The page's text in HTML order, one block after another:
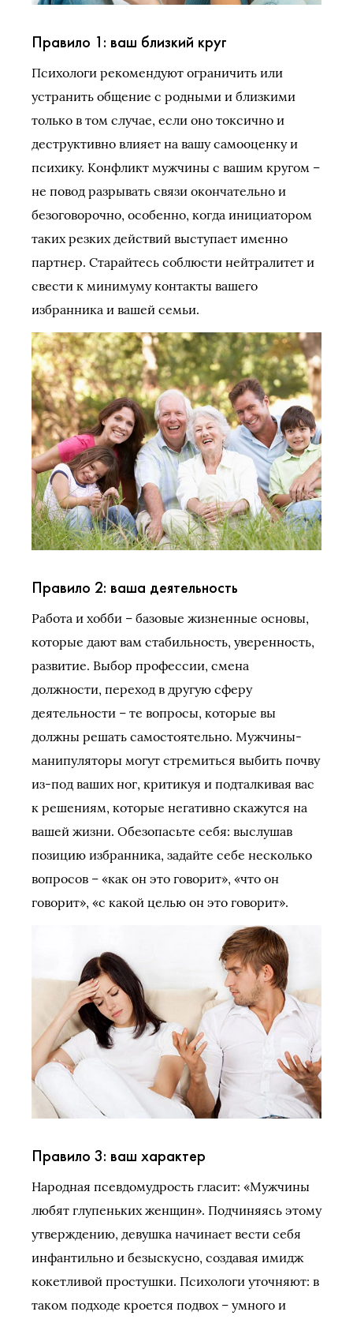
Правило 1: ваш близкий круг
Психологи рекомендуют ограничить или
устранить общение с родными и близкими
только в том случае, если оно токсично и
деструктивно влияет на вашу самооценку и
психику. Конфликт мужчины с вашим кругом –
не повод разрывать связи окончательно и
безоговорочно, особенно, когда инициатором
таких резких действий выступает именно
партнер. Старайтесь соблюсти нейтралитет и
свести к минимуму контакты вашего
избранника и вашей семьи.
Правило 2: ваша деятельность
Работа и хобби – базовые жизненные основы,
которые дают вам стабильность, уверенность,
развитие. Выбор профессии, смена
должности, переход в другую сферу
деятельности – те вопросы, которые вы
должны решать самостоятельно. Мужчины-
манипуляторы могут стремиться выбить почву
из-под ваших ног, критикуя и подталкивая вас
к решениям, которые негативно скажутся на
вашей жизни. Обезопасьте себя: выслушав
позицию избранника, задайте себе несколько
вопросов – «как он это говорит», «что он
говорит», «с какой целью он это говорит».
Правило 3: ваш характер
Народная псевдомудрость гласит: «Мужчины
любят глупеньких женщин». Подчиняясь этому
утверждению, девушка начинает вести себя
инфантильно и безыскусно, создавая имидж
кокетливой простушки. Психологи уточняют: в
таком подходе кроется подвох – умного и